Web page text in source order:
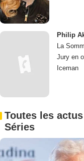
Philip
La
Jury en
Iceman
Toutes les
Séries